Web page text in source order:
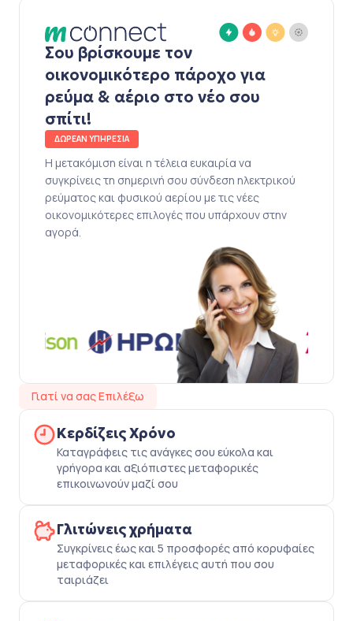
Σου βρίσκουμε τον
οικονομικότερο πάροχο για
ρεύμα & αέριο στο νέο σου
σπίτι!
ΔΩΡΕΑΝ ΥΠΗΡΕΣΙΑ
Η μετακόμιση είναι η τέλεια ευκαιρία να
συγκρίνεις τη σημερινή σου σύνδεση ηλεκτρικού
ρεύματος και φυσικού αερίου με τις νέες
οικονομικότερες επιλογές που υπάρχουν στην
αγορά.
Γιατί να σας Επιλέξω
Κερδίζεις Χρόνο
Καταγράφεις τις ανάγκες σου εύκολα και
γρήγορα και αξιόπιστες μεταφορικές
επικοινωνούν μαζί σου
Γλιτώνεις χρήματα
Συγκρίνεις έως και 5 προσφορές από κορυφαίες
μεταφορικές και επιλέγεις αυτή που σου
ταιριάζει